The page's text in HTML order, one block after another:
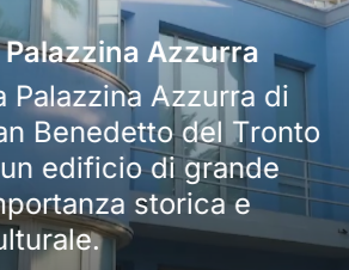
Il Molo Sud di San
Benedetto del
una delle principali
attrazioni della
per la sua
passeggiata lungo
mare.